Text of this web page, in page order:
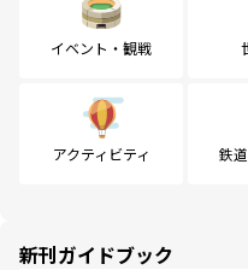
イベント・観戦
アクティビティ 鉄
新刊ガイドブック